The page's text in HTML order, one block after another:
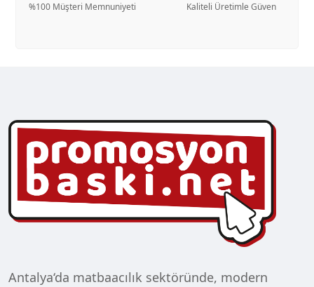
%100 Müşteri Memnuniyeti Kaliteli Üretimle Güven
Antalya‘da matbaacılık sektöründe, modern